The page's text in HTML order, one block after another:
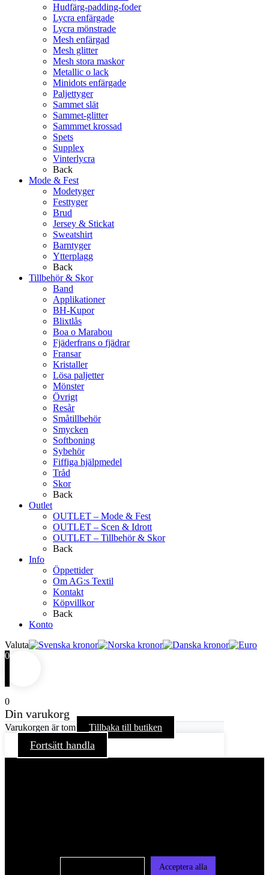
Hudfärg-padding-foder
Lycra enfärgade
Lycra mönstrade
Mesh enfärgad
Mesh glitter
Mesh stora maskor
Metallic o lack
Minidots enfärgade
Paljettyger
Sammet slät
Sammet-glitter
Sammmet krossad
Spets
Supplex
Vinterlycra
Back
Mode & Fest
Modetyger
Festtyger
Brud
Jersey & Stickat
Sweatshirt
Barntyger
Ytterplagg
Back
Tillbehör & Skor
Band
Applikationer
BH-Kupor
Blixtlås
Boa o Marabou
Fjäderfrans o fjädrar
Fransar
Kristaller
Lösa paljetter
Mönster
Övrigt
Resår
Småtillbehör
Smycken
Softboning
Sybehör
Fiffiga hjälpmedel
Tråd
Skor
Back
Outlet
OUTLET – Mode & Fest
OUTLET – Scen & Idrott
OUTLET – Tillbehör & Skor
Back
Info
Öppettider
Om AG:s Textil
Kontakt
Köpvillkor
Back
Konto
Valuta
0
0
Din varukorg
Varukorgen är tom Tillbaka till butiken
Fortsätt handla
Acceptera alla